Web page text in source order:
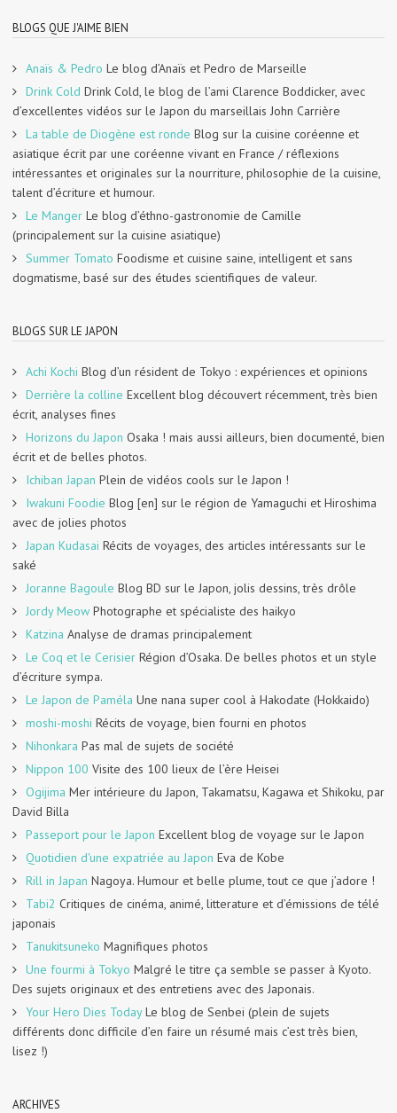
BLOGS QUE J'AIME BIEN
Anaïs & Pedro Le blog d’Anaïs et Pedro de Marseille
Drink Cold Drink Cold, le blog de l’ami Clarence Boddicker, avec
d’excellentes vidéos sur le Japon du marseillais John Carrière
La table de Diogène est ronde Blog sur la cuisine coréenne et
asiatique écrit par une coréenne vivant en France / réflexions
intéressantes et originales sur la nourriture, philosophie de la cuisine,
talent d’écriture et humour.
Le Manger Le blog d’éthno-gastronomie de Camille
(principalement sur la cuisine asiatique)
Summer Tomato Foodisme et cuisine saine, intelligent et sans
dogmatisme, basé sur des études scientifiques de valeur.
BLOGS SUR LE JAPON
Achi Kochi Blog d’un résident de Tokyo : expériences et opinions
Derrière la colline Excellent blog découvert récemment, très bien
écrit, analyses fines
Horizons du Japon Osaka ! mais aussi ailleurs, bien documenté, bien
écrit et de belles photos.
Ichiban Japan Plein de vidéos cools sur le Japon !
Iwakuni Foodie Blog [en] sur le région de Yamaguchi et Hiroshima
avec de jolies photos
Japan Kudasai Récits de voyages, des articles intéressants sur le
saké
Joranne Bagoule Blog BD sur le Japon, jolis dessins, très drôle
Jordy Meow Photographe et spécialiste des haikyo
Katzina Analyse de dramas principalement
Le Coq et le Cerisier Région d’Osaka. De belles photos et un style
d’écriture sympa.
Le Japon de Paméla Une nana super cool à Hakodate (Hokkaido)
moshi-moshi Récits de voyage, bien fourni en photos
Nihonkara Pas mal de sujets de société
Nippon 100 Visite des 100 lieux de l’ère Heisei
Ogijima Mer intérieure du Japon, Takamatsu, Kagawa et Shikoku, par
David Billa
Passeport pour le Japon Excellent blog de voyage sur le Japon
Quotidien d'une expatriée au Japon Eva de Kobe
Rill in Japan Nagoya. Humour et belle plume, tout ce que j’adore !
Tabi2 Critiques de cinéma, animé, litterature et d’émissions de télé
japonais
Tanukitsuneko Magnifiques photos
Une fourmi à Tokyo Malgré le titre ça semble se passer à Kyoto.
Des sujets originaux et des entretiens avec des Japonais.
Your Hero Dies TodayLe blog de Senbei (plein de sujets
différents donc difficile d’en faire un résumé mais c’est très bien,
lisez !)
ARCHIVES